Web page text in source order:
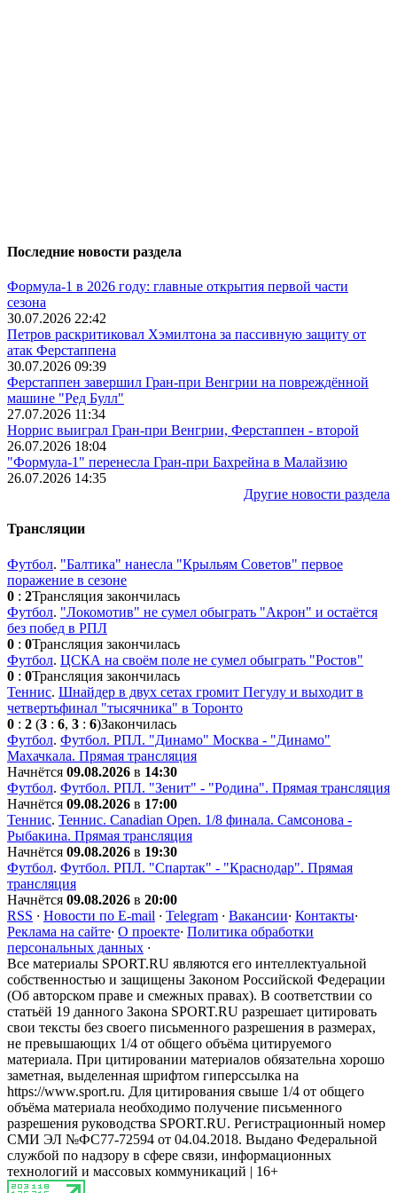
Последние новости раздела
Формула-1 в 2026 году: главные открытия первой части
сезона
30.07.2026 22:42
Петров раскритиковал Хэмилтона за пассивную защиту от
атак Ферстаппена
30.07.2026 09:39
Ферстаппен завершил Гран-при Венгрии на повреждённой
машине "Ред Булл"
27.07.2026 11:34
Норрис выиграл Гран-при Венгрии, Ферстаппен - второй
26.07.2026 18:04
"Формула-1" перенесла Гран-при Бахрейна в Малайзию
26.07.2026 14:35
Другие новости раздела
Трансляции
Футбол. "Балтика" нанесла "Крыльям Советов" первое
поражение в сезоне
0 : 2Трансляция закончилась
Футбол. "Локомотив" не сумел обыграть "Акрон" и остаётся
без побед в РПЛ
0 : 0Трансляция закончилась
Футбол. ЦСКА на своём поле не сумел обыграть "Ростов"
0 : 0Трансляция закончилась
Теннис. Шнайдер в двух сетах громит Пегулу и выходит в
четвертьфинал "тысячника" в Торонто
0 : 2 (3 : 6, 3 : 6)Закончилась
Футбол. Футбол. РПЛ. "Динамо" Москва - "Динамо"
Махачкала. Прямая трансляция
Начнётся 09.08.2026 в 14:30
Футбол. Футбол. РПЛ. "Зенит" - "Родина". Прямая трансляция
Начнётся 09.08.2026 в 17:00
Теннис. Теннис. Сanadian Open. 1/8 финала. Самсонова -
Рыбакина. Прямая трансляция
Начнётся 09.08.2026 в 19:30
Футбол. Футбол. РПЛ. "Спартак" - "Краснодар". Прямая
трансляция
Начнётся 09.08.2026 в 20:00
RSS · Новости по E-mail · Telegram · Вакансии· Контакты·
Реклама на сайте· О проекте· Политика обработки
персональных данных ·
Все материалы SPORT.RU являются его интеллектуальной
собственностью и защищены Законом Российской Федерации
(Об авторском праве и смежных правах). В соответствии со
статьёй 19 данного Закона SPORT.RU разрешает цитировать
свои тексты без своего письменного разрешения в размерах,
не превышающих 1/4 от общего объёма цитируемого
материала. При цитировании материалов обязательна хорошо
заметная, выделенная шрифтом гиперссылка на
https://www.sport.ru. Для цитирования свыше 1/4 от общего
объёма материала необходимо получение письменного
разрешения руководства SPORT.RU. Регистрационный номер
СМИ ЭЛ №ФС77-72594 от 04.04.2018. Выдано Федеральной
службой по надзору в сфере связи, информационных
технологий и массовых коммуникаций | 16+